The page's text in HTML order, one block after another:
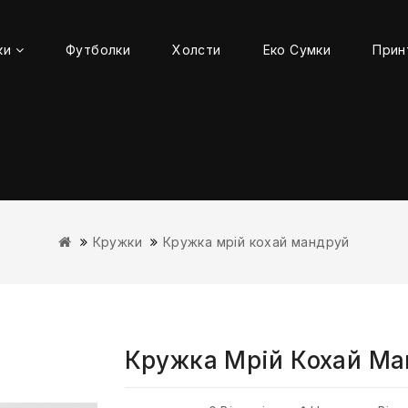
Футболки Холсти Еко Сумки
Кружки Кружка мрій кохай мандруй
Кружка Мрій Кохай